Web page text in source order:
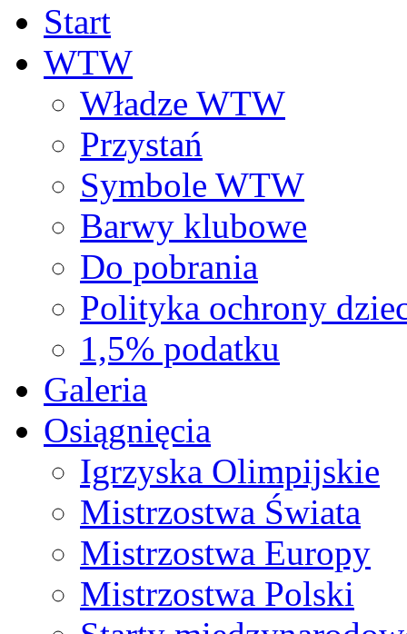
Start
WTW
Władze WTW
Przystań
Symbole WTW
Barwy klubowe
Do pobrania
Polityka ochrony
1,5% podatku
Galeria
Osiągnięcia
Igrzyska Olimpijskie
Mistrzostwa Świata
Mistrzostwa Europy
Mistrzostwa Polski